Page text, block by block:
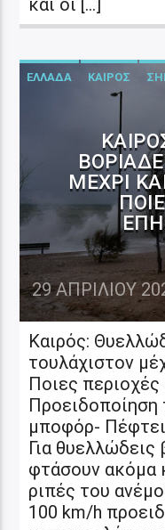
και οι […]
ΕΛΛΑΔΑ ΚΑΙΡΟΣ
ΜΈΧΡΙ
29 ΑΠΡΙΛΊΟΥ
Καιρός:
τουλάχιστον
Ποιες
Προειδοποίηση
μποφόρ-
Για
φτάσουν ακόμα
ριπές του
100 km/h